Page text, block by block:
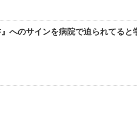
へのサインを病院で迫られてる